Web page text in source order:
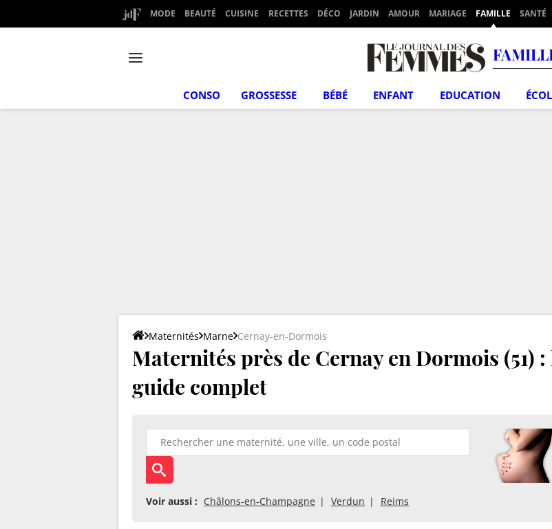
MODE BEAUTÉ CUISINE RECETTES DÉCO JARDIN AMOUR MARIAGE FAMILLE SANTÉ
CONSO GROSSESSE BÉBÉ ENFANT EDUCATION
Maternités Marne Cernay-en-Dormois
Maternités près de Cernay en Dormois (51) :
guide complet
Voir aussi : Châlons-en-Champagne Verdun Reims